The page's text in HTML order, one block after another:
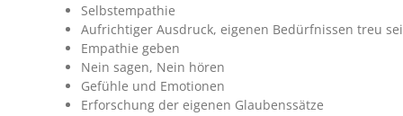
Selbstempathie
Aufrichtiger Ausdruck, eigenen Bedürfnissen treu
Empathie geben
Nein sagen, Nein hören
Gefühle und Emotionen
Erforschung der eigenen Glaubenssätze